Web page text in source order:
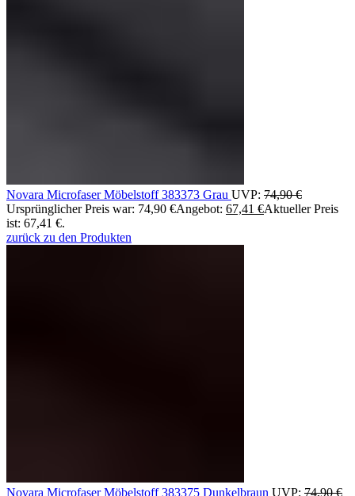
Novara Microfaser Möbelstoff 383373 Grau UVP: 74,90€
Ursprünglicher Preis war: 74,90 €Angebot: 67,41 €Aktueller Preis
ist: 67,41 €.
zurück zu den Produkten
Novara Microfaser Möbelstoff 383375 Dunkelbraun UVP: 74,90€